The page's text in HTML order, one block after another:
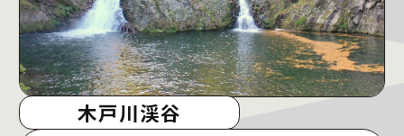
木戸川渓谷